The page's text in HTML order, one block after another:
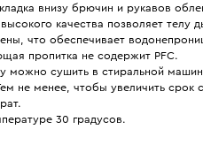
внизу брючин и рукавов
качества позволяет телу
что обеспечивает
пропитка не содержит PFC.
можно сушить в стиральной
не менее, чтобы увеличить срок
30 градусов.